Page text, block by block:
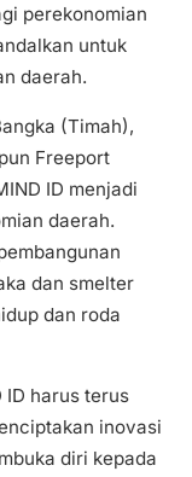
perekonomian
untuk
daerah.
(Timah),
Freeport
ID menjadi
daerah.
dan smelter
dan roda
ID harus terus
inovasi
diri kepada